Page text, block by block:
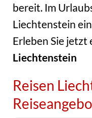
bereit. Im
Liechtenstein
Erleben Sie jetzt
Liechtenstein
Reisen